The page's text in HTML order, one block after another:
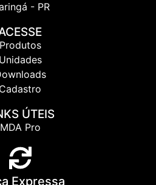
- PR
Produtos
Unidades
Cadastro
ÚTEIS
MDA Pro
Expressa